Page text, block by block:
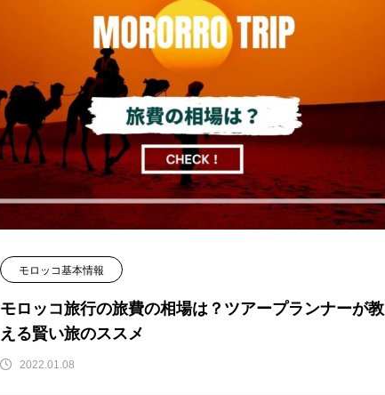
モロッコ基本情報
モロッコ旅行の旅費の相場は？ツアープランナーが教
える賢い旅のススメ
2022.01.08